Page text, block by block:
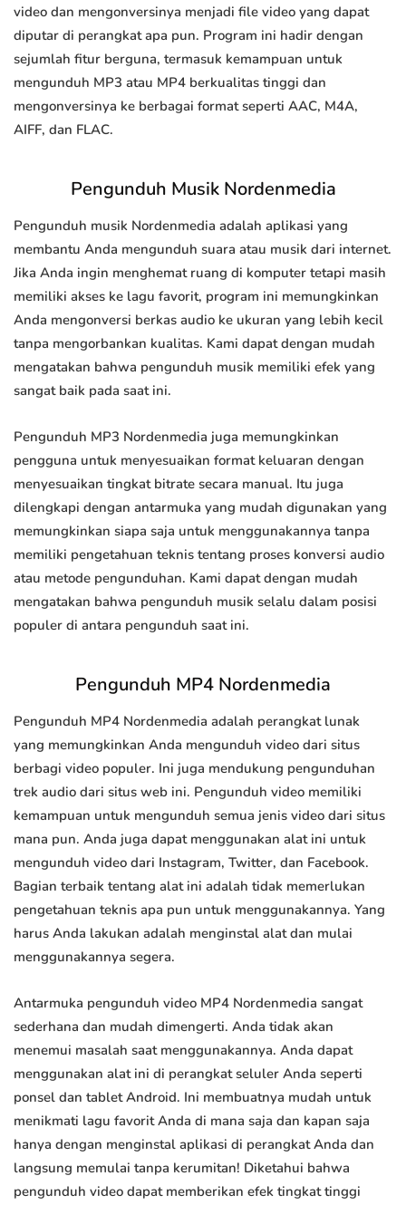
video dan mengonversinya menjadi file video yang dapat
diputar di perangkat apa pun. Program ini hadir dengan
sejumlah fitur berguna, termasuk kemampuan untuk
mengunduh MP3 atau MP4 berkualitas tinggi dan
mengonversinya ke berbagai format seperti AAC, M4A,
AIFF, dan FLAC.
Pengunduh Musik Nordenmedia
Pengunduh musik Nordenmedia adalah aplikasi yang
membantu Anda mengunduh suara atau musik dari internet.
Jika Anda ingin menghemat ruang di komputer tetapi masih
memiliki akses ke lagu favorit, program ini memungkinkan
Anda mengonversi berkas audio ke ukuran yang lebih kecil
tanpa mengorbankan kualitas. Kami dapat dengan mudah
mengatakan bahwa pengunduh musik memiliki efek yang
sangat baik pada saat ini.
Pengunduh MP3 Nordenmedia juga memungkinkan
pengguna untuk menyesuaikan format keluaran dengan
menyesuaikan tingkat bitrate secara manual. Itu juga
dilengkapi dengan antarmuka yang mudah digunakan yang
memungkinkan siapa saja untuk menggunakannya tanpa
memiliki pengetahuan teknis tentang proses konversi audio
atau metode pengunduhan. Kami dapat dengan mudah
mengatakan bahwa pengunduh musik selalu dalam posisi
populer di antara pengunduh saat ini.
Pengunduh MP4 Nordenmedia
Pengunduh MP4 Nordenmedia adalah perangkat lunak
yang memungkinkan Anda mengunduh video dari situs
berbagi video populer. Ini juga mendukung pengunduhan
trek audio dari situs web ini. Pengunduh video memiliki
kemampuan untuk mengunduh semua jenis video dari situs
mana pun. Anda juga dapat menggunakan alat ini untuk
mengunduh video dari Instagram, Twitter, dan Facebook.
Bagian terbaik tentang alat ini adalah tidak memerlukan
pengetahuan teknis apa pun untuk menggunakannya. Yang
harus Anda lakukan adalah menginstal alat dan mulai
menggunakannya segera.
Antarmuka pengunduh video MP4 Nordenmedia sangat
sederhana dan mudah dimengerti. Anda tidak akan
menemui masalah saat menggunakannya. Anda dapat
menggunakan alat ini di perangkat seluler Anda seperti
ponsel dan tablet Android. Ini membuatnya mudah untuk
menikmati lagu favorit Anda di mana saja dan kapan saja
hanya dengan menginstal aplikasi di perangkat Anda dan
langsung memulai tanpa kerumitan! Diketahui bahwa
pengunduh video dapat memberikan efek tingkat tinggi